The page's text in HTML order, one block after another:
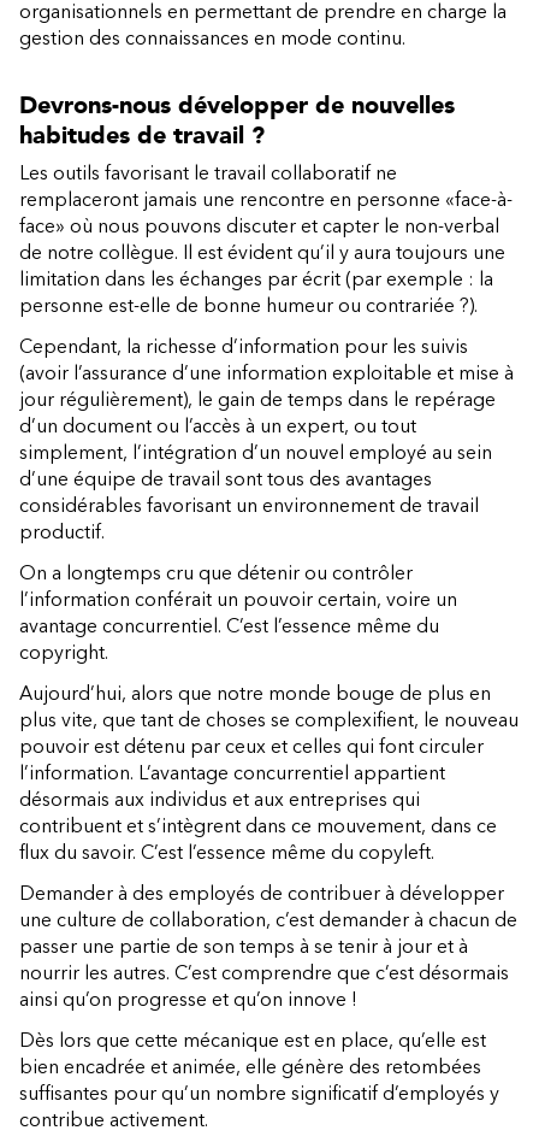
organisationnels en permettant de prendre en charge la
gestion des connaissances en mode continu.
Devrons-nous développer de nouvelles
habitudes de travail ?
Les outils favorisant le travail collaboratif ne
remplaceront jamais une rencontre en personne «face-à-
face» où nous pouvons discuter et capter le non-verbal
de notre collègue. Il est évident qu’il y aura toujours une
limitation dans les échanges par écrit (par exemple : la
personne est-elle de bonne humeur ou contrariée ?).
Cependant, la richesse d’information pour les suivis
(avoir l’assurance d’une information exploitable et mise à
jour régulièrement), le gain de temps dans le repérage
d’un document ou l’accès à un expert, ou tout
simplement, l’intégration d’un nouvel employé au sein
d’une équipe de travail sont tous des avantages
considérables favorisant un environnement de travail
productif.
On a longtemps cru que détenir ou contrôler
l’information conférait un pouvoir certain, voire un
avantage concurrentiel. C’est l’essence même du
copyright.
Aujourd’hui, alors que notre monde bouge de plus en
plus vite, que tant de choses se complexifient, le nouveau
pouvoir est détenu par ceux et celles qui font circuler
l’information. L’avantage concurrentiel appartient
désormais aux individus et aux entreprises qui
contribuent et s’intègrent dans ce mouvement, dans ce
flux du savoir. C’est l’essence même du copyleft.
Demander à des employés de contribuer à développer
une culture de collaboration, c’est demander à chacun de
passer une partie de son temps à se tenir à jour et à
nourrir les autres. C’est comprendre que c’est désormais
ainsi qu’on progresse et qu’on innove !
Dès lors que cette mécanique est en place, qu’elle est
bien encadrée et animée, elle génère des retombées
suffisantes pour qu’un nombre significatif d’employés y
contribue activement.